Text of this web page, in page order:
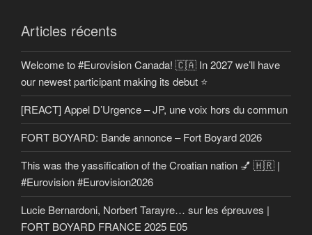
Articles récents
Welcome to #Eurovision Canada! 🇨🇦 In 2027 we’ll have
our newest participant making its debut ⭐
[REACT] Appel D’Urgence – JP, une voix hors du commun
FORT BOYARD: Bande annonce – Fort Boyard 2026
This was the yassification of the Croatian nation 💅 🇭🇷 |
#Eurovision #Eurovision2026
Lucie Bernardoni, Norbert Tarayre… sur les épreuves |
FORT BOYARD FRANCE 2025 E05